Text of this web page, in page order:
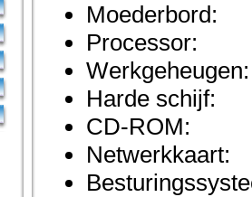
Moederbord:
Processor:
Werkgeheugen:
Harde schijf:
CD-ROM:
Netwerkkaart: